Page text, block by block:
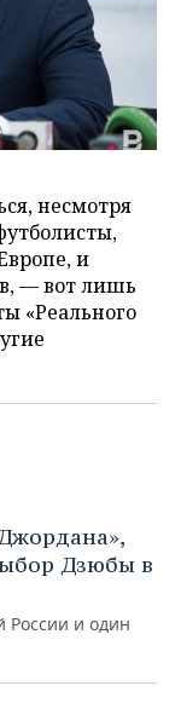
несмотря
и
— вот лишь
«Реального
Дзюбы в
России и один